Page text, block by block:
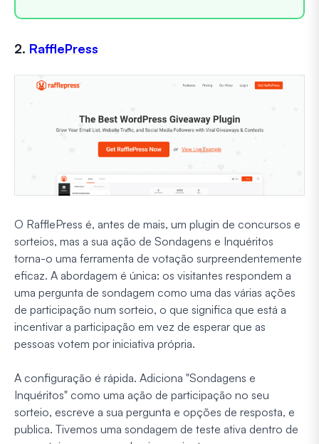
2. RafflePress
O RafflePress é, antes de mais, um plugin de concursos e
sorteios, mas a sua ação de Sondagens e Inquéritos
torna-o uma ferramenta de votação surpreendentemente
eficaz. A abordagem é única: os visitantes respondem a
uma pergunta de sondagem como uma das várias ações
de participação num sorteio, o que significa que está a
incentivar a participação em vez de esperar que as
pessoas votem por iniciativa própria.
A configuração é rápida. Adiciona "Sondagens e
Inquéritos" como uma ação de participação no seu
sorteio, escreve a sua pergunta e opções de resposta, e
publica. Tivemos uma sondagem de teste ativa dentro de